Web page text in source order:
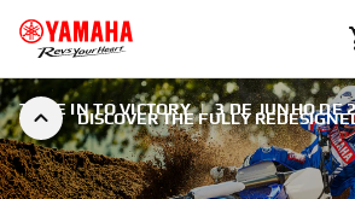
DISCOVER THE FULLY
TUNE IN TO VICTORY | 3 DE JUNHO DE